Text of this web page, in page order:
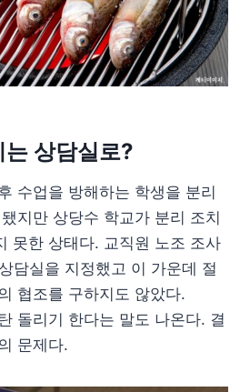
상담실로?
수업을 방해하는 학생을 분리
지만 상당수 학교가 분리 조치
못한 상태다. 교직원 노조 조사
담실을 지정했고 이 가운데 절
협조를 구하지도 않았다.
돌리기 한다는 말도 나온다. 결
문제다.